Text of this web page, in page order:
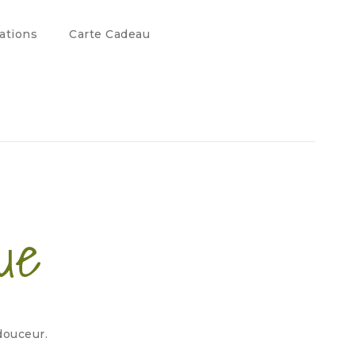
Carte Cadeau